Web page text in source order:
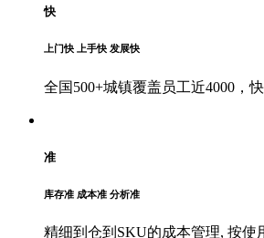
快
上门快 上手快 发展快
全国500+城镇覆盖员工近4000，
准
库存准 成本准 分析准
精细到仓到SKU的成本管理, 按使